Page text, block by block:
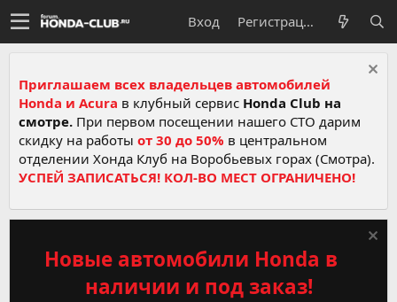
Вход Регистрация
Приглашаем всех владельцев автомобилей
Honda и Acura в клубный сервис Honda Club на
смотре. При первом посещении нашего СТО дарим
скидку на работы от 30 до 50% в центральном
отделении Хонда Клуб на Воробьевых горах (Смотра).
УСПЕЙ ЗАПИСАТЬСЯ! КОЛ-ВО МЕСТ ОГРАНИЧЕНО!
Новые автомобили Honda в
наличии и под заказ!